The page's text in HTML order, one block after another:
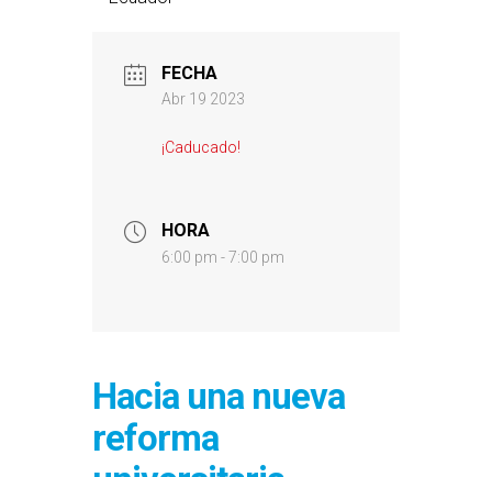
FECHA
Abr 19 2023
¡Caducado!
HORA
6:00 pm - 7:00 pm
Hacia una nueva
reforma